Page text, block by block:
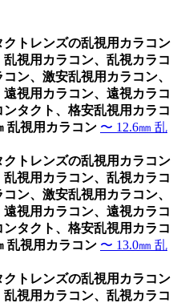
トレンズの乱視用カラコン
視用カラコン、乱視カラコ
ン、激安乱視用カラコン、
視用カラコン、遠視カラコ
タクト、格安乱視用カラコ
乱視用カラコン 〜 12.6㎜ 乱
トレンズの乱視用カラコン
視用カラコン、乱視カラコ
ン、激安乱視用カラコン、
視用カラコン、遠視カラコ
タクト、格安乱視用カラコ
乱視用カラコン 〜 13.0㎜ 乱
トレンズの乱視用カラコン
視用カラコン、乱視カラコ